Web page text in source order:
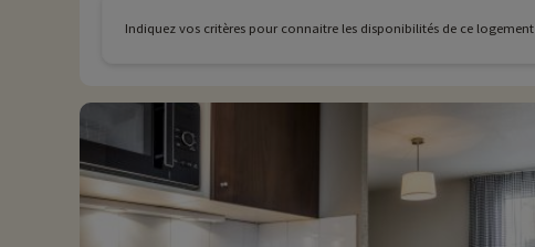
Indiquez vos critères pour connaitre les disponibilités de ce logement